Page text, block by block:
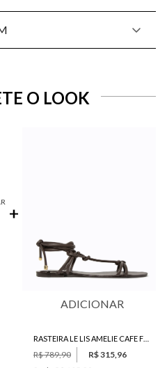
O LOOK
G
ADICIONAR
R$ 789,90
R$ 315,96